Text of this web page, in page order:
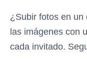
¿Subir fotos en un
las imágenes con
cada invitado.